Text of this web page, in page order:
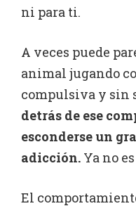
ni para ti.
A veces puede
animal jugando
compulsiva y sin
detrás de ese
esconderse un
adicción. Ya no
El